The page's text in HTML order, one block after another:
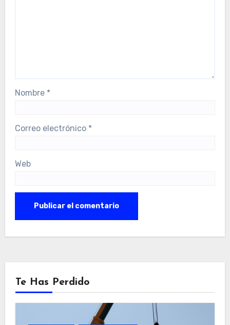
Nombre *
Correo electrónico *
Web
Te Has Perdido